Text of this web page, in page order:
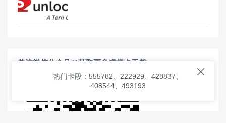
关注微信公众号@获取更多虚拟卡干货

热门卡段：555782、222929、428837、
408544、493193